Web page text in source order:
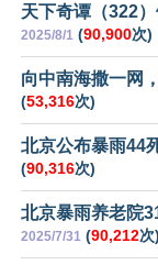
天下奇谭（322
2025/8/1 (90,900次)
向中南海撒一网
(53,316次)
北京公布暴雨44
(90,316次)
北京暴雨养老院
2025/7/31 (90,212次)